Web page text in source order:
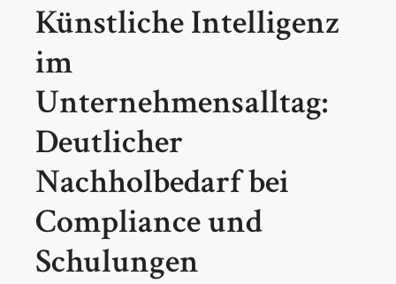
Künstliche Intelligenz
im
Unternehmensalltag:
Deutlicher
Nachholbedarf bei
Compliance und
Schulungen